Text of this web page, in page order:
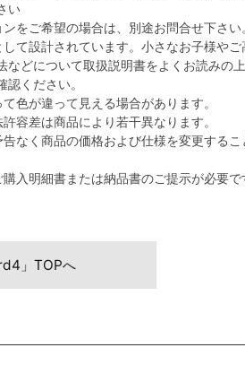
い
をご希望の場合は、別途お問合せ下さい
て設計されています。小さなお子様や
などについて取扱説明書をよくお読みの
ください。
色が違って見える場合があります。
容差は商品により若干異なります。
なく商品の価格および仕様を変更する
入明細書または納品書のご提示が必要で
」TOPへ